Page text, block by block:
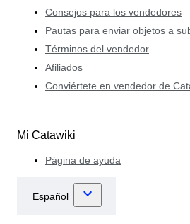
Consejos para los vendedores
Pautas para enviar objetos a
Términos del vendedor
Afiliados
Conviértete en vendedor de
Mi Catawiki
Página de ayuda